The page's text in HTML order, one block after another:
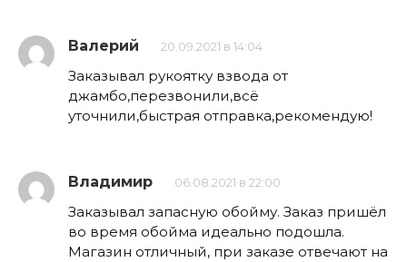
Валерий 20.09.2021 в 14:04
Заказывал рукоятку взвода от
джамбо,перезвонили,всё
уточнили,быстрая отправка,рекомендую!
Владимир 06.08.2021 в 22:00
Заказывал запасную обойму. Заказ пришёл
во время обойма идеально подошла.
Магазин отличный, при заказе отвечают на